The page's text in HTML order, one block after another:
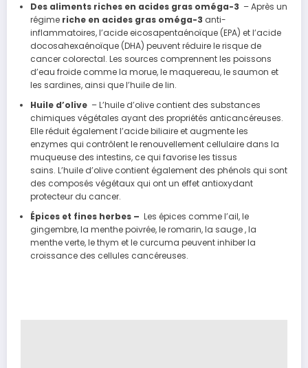
Des aliments riches en acides gras oméga-3 – Après un
régime riche en acides gras oméga-3 anti-
inflammatoires, l’acide eicosapentaénoïque (EPA) et l’acide
docosahexaénoïque (DHA) peuvent réduire le risque de
cancer colorectal. Les sources comprennent les poissons
d’eau froide comme la morue, le maquereau, le saumon et
les sardines, ainsi que l’huile de lin.
Huile d’olive– L’huile d’olive contient des substances
chimiques végétales ayant des propriétés anticancéreuses.
Elle réduit également l’acide biliaire et augmente les
enzymes qui contrôlent le renouvellement cellulaire dans la
muqueuse des intestins, ce qui favorise les tissus
sains. L’huile d’olive contient également des phénols qui sont
des composés végétaux qui ont un effet antioxydant
protecteur du cancer.
Épices et fines herbes – Les épices comme l’ail, le
gingembre, la menthe poivrée, le romarin, la sauge , la
menthe verte, le thym et le curcuma peuvent inhiber la
croissance des cellules cancéreuses.